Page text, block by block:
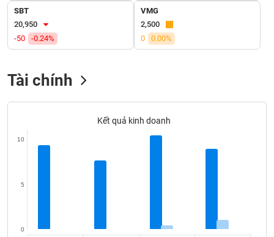
SBT
20,950
-50
-0.24%
VMG
2,500
0
0.00%
Tài chính
Kết quả kinh doanh
0
5
10
TRUYỀN
BẤT